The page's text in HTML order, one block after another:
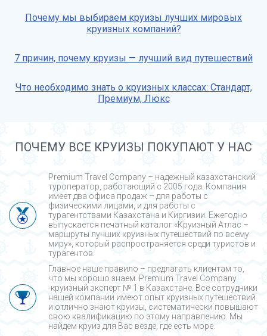
Почему мы выбираем круизы лучших мировых
круизных компаний?
7 причин, почему круизы — лучший вид путешествий
Что необходимо знать о круизных классах: Стандарт,
Премиум, Люкс
ПОЧЕМУ ВСЕ КРУИЗЫ ПОКУПАЮТ У НАС
Premium Travel Company – надежный казахстанский
туроператор, работающий с 2005 года. Компания
имеет два офиса продаж – для работы с
физическими лицами, и для работы с
турагентствами Казахстана и Киргизии. Ежегодно
выпускается печатный каталог «Круизный Атлас –
маршруты лучших круизных путешествий по всему
миру», который распространяется среди туристов и
турагентов.
Главное наше правило – предлагать клиентам то,
что мы хорошо знаем. Premium Travel Company
-круизный эксперт № 1 в Казахстане. Все сотрудники
нашей компании имеют опыт круизных путешествий
и отлично знают круизы, систематически повышают
свою квалификацию по этому направлению. Мы
найдем круиз для Вас везде, где есть море.